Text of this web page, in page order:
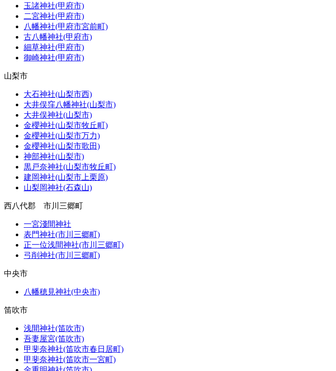
玉諸神社(甲府市)
二宮神社(甲府市)
八幡神社(甲府市宮前町)
古八幡神社(甲府市)
細草神社(甲府市)
御崎神社(甲府市)
山梨市
大石神社(山梨市西)
大井俣窪八幡神社(山梨市)
大井俣神社(山梨市)
金櫻神社(山梨市牧丘町)
金櫻神社(山梨市万力)
金櫻神社(山梨市歌田)
神部神社(山梨市)
黒戸奈神社(山梨市牧丘町)
建岡神社(山梨市上栗原)
山梨岡神社(石森山)
西八代郡 市川三郷町
一宮淺間神社
表門神社(市川三郷町)
正一位浅間神社(市川三郷町)
弓削神社(市川三郷町)
中央市
八幡穂見神社(中央市)
笛吹市
浅間神社(笛吹市)
吾妻屋宮(笛吹市)
甲斐奈神社(笛吹市春日居町)
甲斐奈神社(笛吹市一宮町)